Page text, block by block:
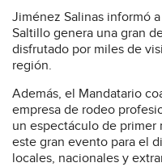
Jiménez Salinas informó
Saltillo genera una gran
disfrutado por miles de
región.
Además, el Mandatario
empresa de rodeo
un espectáculo de
este gran evento para el
locales, nacionales y